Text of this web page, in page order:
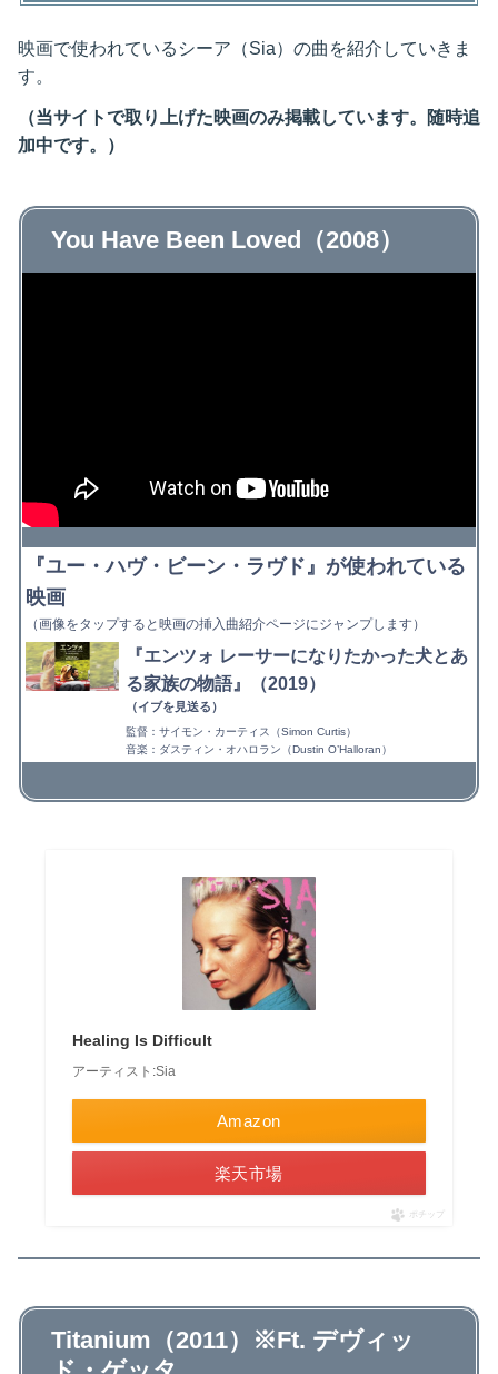
映画で使われているシーア（Sia）の曲を紹介していきま
す。
（当サイトで取り上げた映画のみ掲載しています。随時追
加中です。）
You Have Been Loved（2008）
『ユー・ハヴ・ビーン・ラヴド』が使われている
映画
（画像をタップすると映画の挿入曲紹介ページにジャンプします）
『エンツォ レーサーになりたかった犬とあ
る家族の物語』（2019）
（イブを見送る）
監督：サイモン・カーティス（Simon Curtis）
音楽：ダスティン・オハロラン（Dustin O’Halloran）
Healing Is Difficult
アーティスト:Sia
Amazon
楽天市場
ポチップ
Titanium（2011）※Ft. デヴィッ